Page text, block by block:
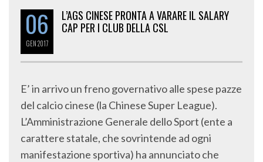
06
GEN2017
L’AGS CINESE PRONTA A VARARE IL SALARY
CAP PER I CLUB DELLA CSL
E’ in arrivo un freno governativo alle spese pazze
del calcio cinese (la Chinese Super League).
L’Amministrazione Generale dello Sport (ente a
carattere statale, che sovrintende ad ogni
manifestazione sportiva) ha annunciato che